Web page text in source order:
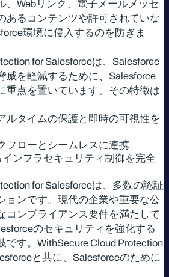
、Webリンク、電子メールメッセ
あるコンテンツや許可されていな
環境に侵入するのを防ぎま
for Salesforceは、Salesforce
威を軽減するために、Salesforce
重点を置いています。その特徴は
ルタイムの保護と即時の可視性を
フローとシームレスに連携
ンフラセキュリティ制御を完全
for Salesforceは、多数の認証
ョンです。現代の企業や重要な公
コンプライアンス要件を満たして
のセキュリティを強化する
です。WithSecure Cloud Protection
と共に、Salesforceのために